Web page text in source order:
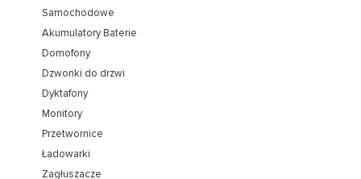
Samochodowe
Akumulatory Baterie
Domofony
Dzwonki do drzwi
Dyktafony
Monitory
Przetwornice
Ładowarki
Zagłuszacze